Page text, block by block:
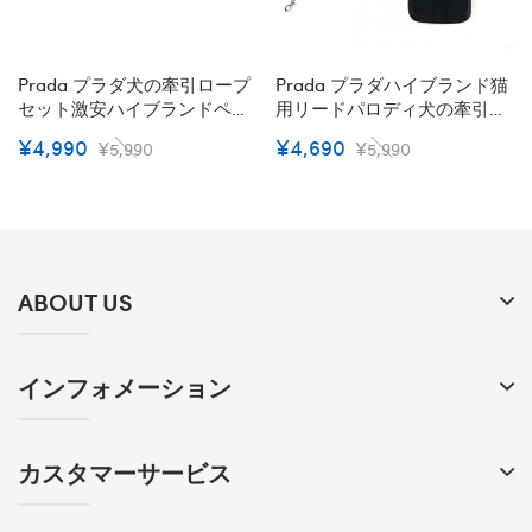
Prada プラダ犬の牽引ロープ
セット激安ハイブランドペッ
ト散歩用グッズブランドペッ
ト首輪ハーネスセット通気性
¥4,990 ¥5,990
Prada プラダハイブランド猫
用リードパロディ犬の牽引ロ
ープ激安プラダペット用リー
ドブランドハイブランド犬の
¥4,690 ¥5,990
ABOUT US
インフォメーション
カスタマーサービス